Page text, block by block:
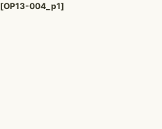
[OP13-004_p1]